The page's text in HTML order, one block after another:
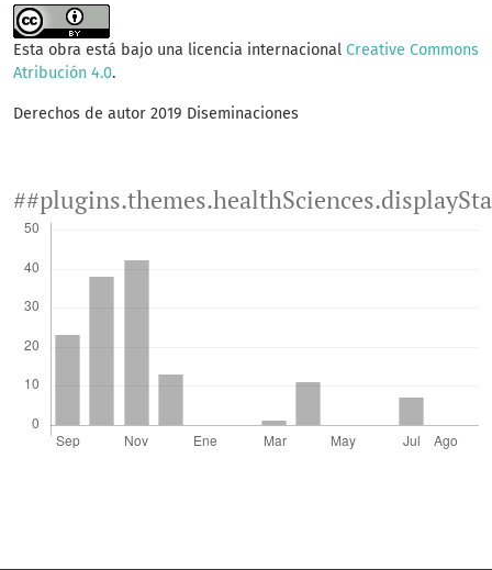
Esta obra está bajo una licencia internacional Creative Commons
Atribución 4.0.
Derechos de autor 2019 Diseminaciones